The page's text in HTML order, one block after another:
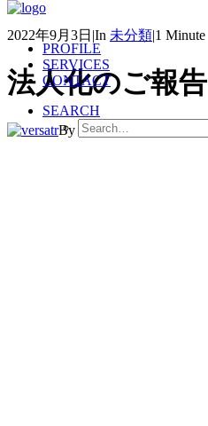
PROFILE
SERVICES
CONTACT
SEARCH
2022年9月3日 |In 未分類|1 Minute
法人化のご報告
By versatr